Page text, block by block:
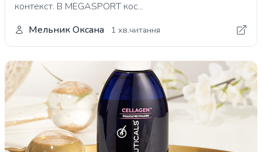
контекст. В MEGASPORT кос...
Мельник Оксана
1 хв.читання